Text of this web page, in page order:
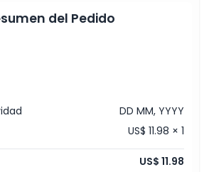
preservar la vida silvestre. Esto
de aves en una parte importante
amplio de Dubai con la conciencia
del Pedido
DD MM, YYYY
US$ 11.98 × 1
US$ 11.98